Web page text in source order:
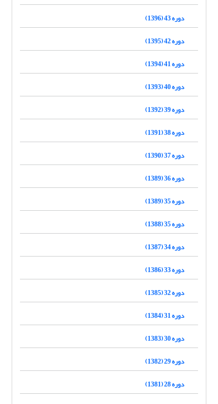
دوره 43 (1396)
دوره 42 (1395)
دوره 41 (1394)
دوره 40 (1393)
دوره 39 (1392)
دوره 38 (1391)
دوره 37 (1390)
دوره 36 (1389)
دوره 35 (1389)
دوره 35 (1388)
دوره 34 (1387)
دوره 33 (1386)
دوره 32 (1385)
دوره 31 (1384)
دوره 30 (1383)
دوره 29 (1382)
دوره 28 (1381)